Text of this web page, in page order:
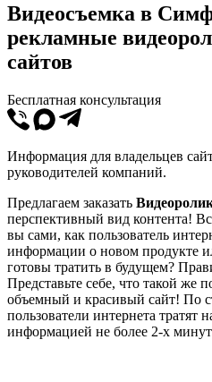
Видеосъемка в
рекламные
сайтов
Бесплатная консультация
Информация для владельцев
руководителей компаний.
Предлагаем заказать
перспективный вид контента!
вы сами, как пользователь
информации о новом продукте
готовы тратить в будущем?
Представьте себе, что такой же
объемный и красивый сайт! По
пользователи интернета тратят
информацией не более 2-х